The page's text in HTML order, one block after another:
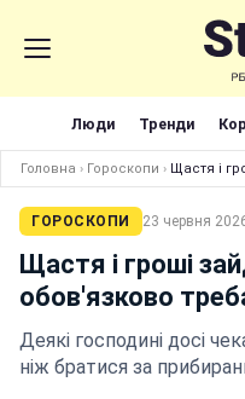
Люди Тренди
Головна › Гороскопи › Щастя і
ГОРОСКОПИ 23 червня
Щастя і гроші
обов'язково
Деякі господині досі
ніж братися за